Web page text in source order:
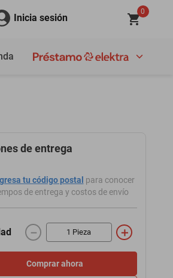
Inicia sesión
0
de entrega
tu código postal para conocer
de entrega y costos de envío
＋
－
Comprar ahora